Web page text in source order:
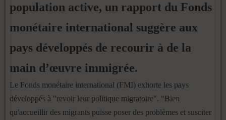
population active, un rapport du Fonds
monétaire international suggère aux
pays développés de recourir à de la
main d’œuvre immigrée.
Le Fonds monétaire international (FMI) exhorte les pays
développés à "revoir leur politique migratoire". "Bien
qu'accueillir des migrants puisse poser des problèmes et susciter